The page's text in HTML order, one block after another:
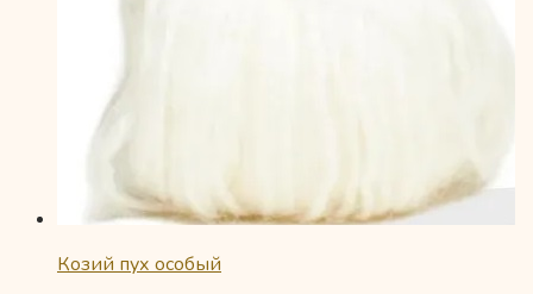
Козий пух особый